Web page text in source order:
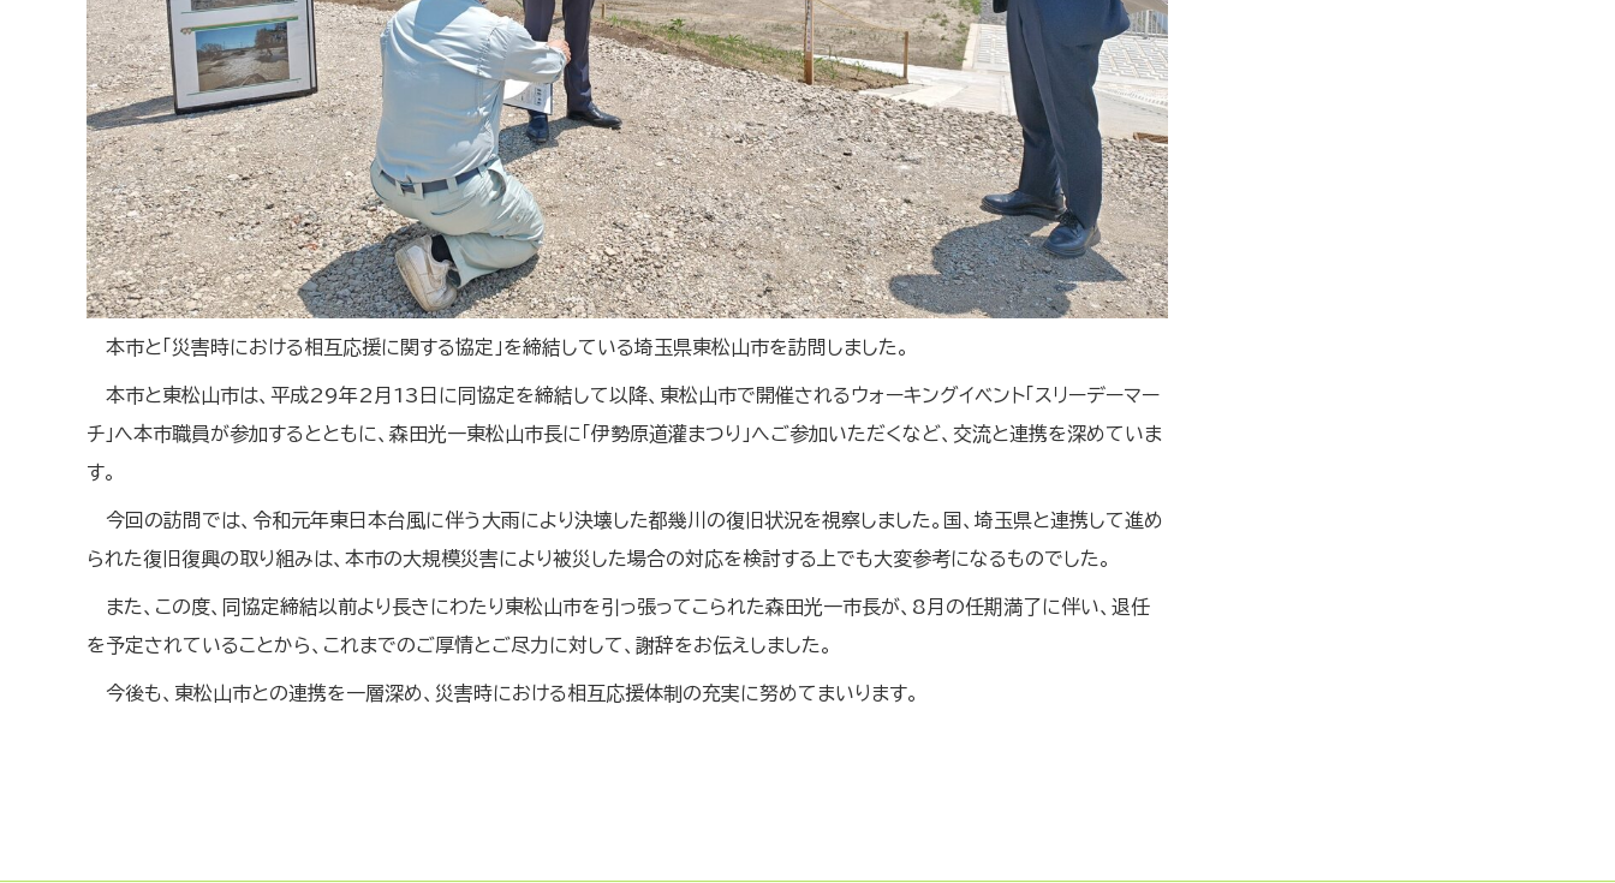
本市と「災害時における相互応援に関する協定」を締結している埼玉県東松山市を訪問しました。
本市と東松山市は、平成29年2月13日に同協定を締結して以降、東松山市で開催されるウォーキングイベント「スリーデーマー
チ」へ本市職員が参加するとともに、森田光一東松山市長に「伊勢原道灌まつり」へご参加いただくなど、交流と連携を深めていま
す。
今回の訪問では、令和元年東日本台風に伴う大雨により決壊した都幾川の復旧状況を視察しました。国、埼玉県と連携して進め
られた復旧復興の取り組みは、本市の大規模災害により被災した場合の対応を検討する上でも大変参考になるものでした。
また、この度、同協定締結以前より長きにわたり東松山市を引っ張ってこられた森田光一市長が、8月の任期満了に伴い、退任
を予定されていることから、これまでのご厚情とご尽力に対して、謝辞をお伝えしました。
今後も、東松山市との連携を一層深め、災害時における相互応援体制の充実に努めてまいります。